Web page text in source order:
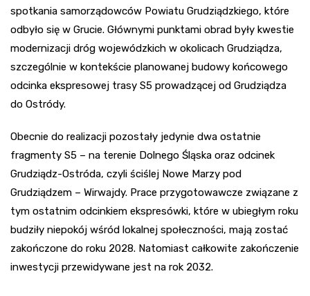
spotkania samorządowców Powiatu Grudziądzkiego, które
odbyło się w Grucie. Głównymi punktami obrad były kwestie
modernizacji dróg wojewódzkich w okolicach Grudziądza,
szczególnie w kontekście planowanej budowy końcowego
odcinka ekspresowej trasy S5 prowadzącej od Grudziądza
do Ostródy.
Obecnie do realizacji pozostały jedynie dwa ostatnie
fragmenty S5 – na terenie Dolnego Śląska oraz odcinek
Grudziądz-Ostróda, czyli ściślej Nowe Marzy pod
Grudziądzem – Wirwajdy. Prace przygotowawcze związane z
tym ostatnim odcinkiem ekspresówki, które w ubiegłym roku
budziły niepokój wśród lokalnej społeczności, mają zostać
zakończone do roku 2028. Natomiast całkowite zakończenie
inwestycji przewidywane jest na rok 2032.